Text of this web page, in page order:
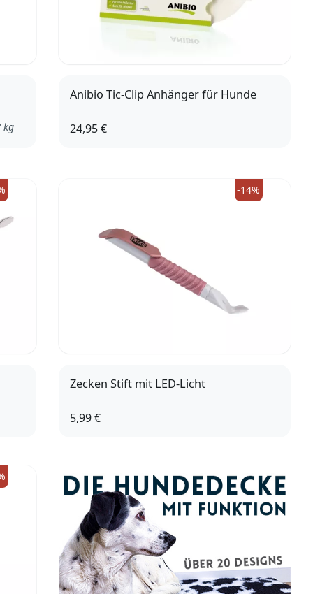
Anibio Tic-Clip Anhänger für Hunde
24,95 €
-14%
Zecken Stift mit LED-Licht
5,99 €